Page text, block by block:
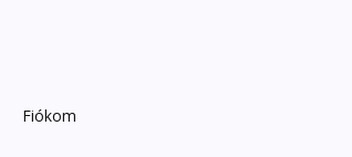
Fiókom